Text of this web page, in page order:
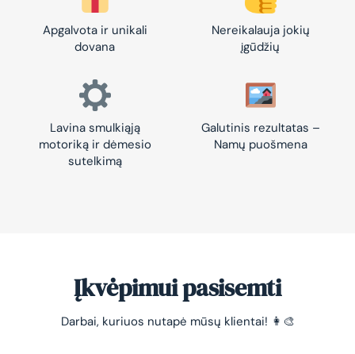
Apgalvota ir unikali
dovana
Nereikalauja jokių
įgūdžių
Lavina smulkiąją
motoriką ir dėmesio
sutelkimą
Galutinis rezultatas –
Namų puošmena
Įkvėpimui pasisemti
Darbai, kuriuos nutapė mūsų klientai! 👩‍🎨